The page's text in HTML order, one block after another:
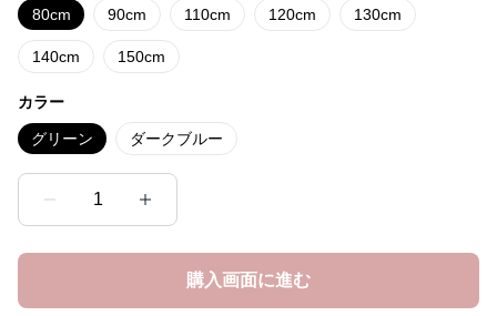
80cm 90cm 110cm 120cm 130cm
140cm 150cm
カラー
グリーン ダークブルー
1
購入画面に進む